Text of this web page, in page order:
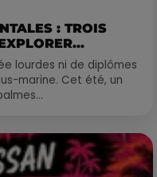
: TROIS
lourdes ni de diplômes
marine. Cet été, un